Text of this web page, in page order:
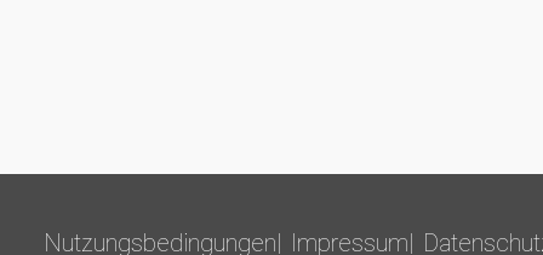
Nutzungsbedingungen Impressum